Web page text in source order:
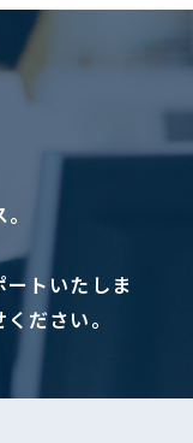
トいたしま
ださい。